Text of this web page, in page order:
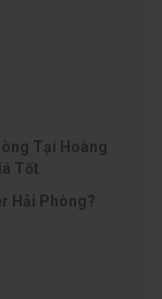
Tại Hoàng
Tốt
Hải Phòng?